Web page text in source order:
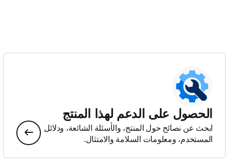
الحصول على الدعم لهذا المنتج
ابحث عن نصائح حول المنتج، والأسئلة الشائعة، ودلائل
المستخدم، ومعلومات السلامة والامتثال.